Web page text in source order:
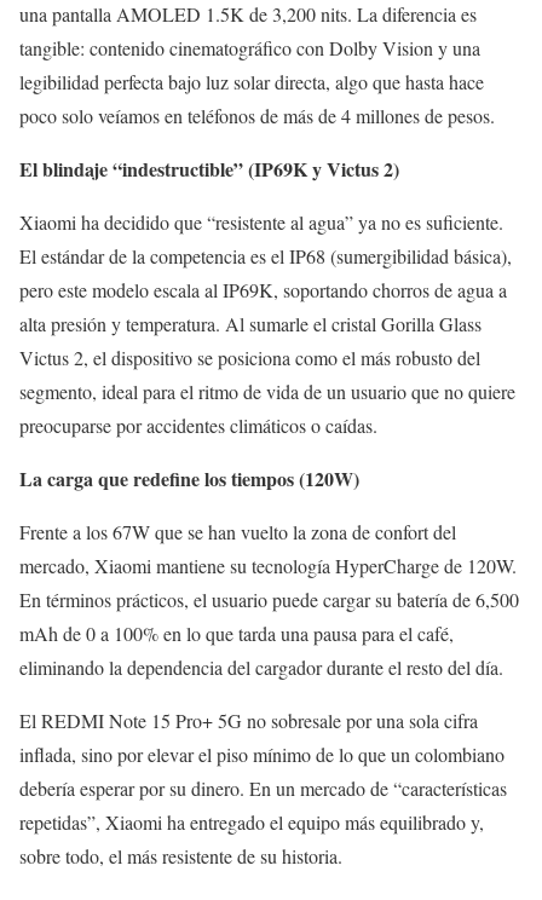
una pantalla AMOLED 1.5K de 3,200 nits. La diferencia es
tangible: contenido cinematográfico con Dolby Vision y una
legibilidad perfecta bajo luz solar directa, algo que hasta hace
poco solo veíamos en teléfonos de más de 4 millones de pesos.
El blindaje “indestructible” (IP69K y Victus 2)
Xiaomi ha decidido que “resistente al agua” ya no es suficiente.
El estándar de la competencia es el IP68 (sumergibilidad básica),
pero este modelo escala al IP69K, soportando chorros de agua a
alta presión y temperatura. Al sumarle el cristal Gorilla Glass
Victus 2, el dispositivo se posiciona como el más robusto del
segmento, ideal para el ritmo de vida de un usuario que no quiere
preocuparse por accidentes climáticos o caídas.
La carga que redefine los tiempos (120W)
Frente a los 67W que se han vuelto la zona de confort del
mercado, Xiaomi mantiene su tecnología HyperCharge de 120W.
En términos prácticos, el usuario puede cargar su batería de 6,500
mAh de 0 a 100% en lo que tarda una pausa para el café,
eliminando la dependencia del cargador durante el resto del día.
El REDMI Note 15 Pro+ 5G no sobresale por una sola cifra
inflada, sino por elevar el piso mínimo de lo que un colombiano
debería esperar por su dinero. En un mercado de “características
repetidas”, Xiaomi ha entregado el equipo más equilibrado y,
sobre todo, el más resistente de su historia.